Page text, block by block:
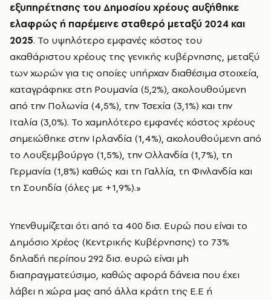
εξυπηρέτησης του Δημοσίου χρέους αυξήθηκε
ελαφρώς ή παρέμεινε σταθερό μεταξύ 2024 και
2025. Το υψηλότερο εμφανές κόστος του
ακαθάριστου χρέους της γενικής κυβέρνησης, μεταξύ
των χωρών για τις οποίες υπήρχαν διαθέσιμα στοιχεία,
καταγράφηκε στη Ρουμανία (5,2%), ακολουθούμενη
από την Πολωνία (4,5%), την Τσεχία (3,1%) και την
Ιταλία (3,0%). Το χαμηλότερο εμφανές κόστος χρέους
σημειώθηκε στην Ιρλανδία (1,4%), ακολουθούμενη από
το Λουξεμβούργο (1,5%), την Ολλανδία (1,7%), τη
Γερμανία (1,8%) καθώς και τη Γαλλία, τη Φινλανδία και
τη Σουηδία (όλες με +1,9%).»
Υπενθυμίζεται ότι από τα 400 δισ. Ευρώ που είναι το
Δημόσιο Χρέος (Κεντρικής Κυβέρνησης) το 73%
δηλαδή περίπου 292 δισ. eυρώ είναι μh
διαπραγματεύσιμο, καθώς αφορά δάνεια που έχει
λάβει η χώρα μας από άλλα κράτη της Ε.Ε ή